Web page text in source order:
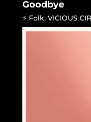
Goodbye
⚡ Folk, VICIOUS